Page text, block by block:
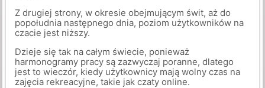
Z drugiej strony, w okresie obejmującym świt, aż do
popołudnia następnego dnia, poziom użytkowników na
czacie jest niższy.
Dzieje się tak na całym świecie, ponieważ
harmonogramy pracy są zazwyczaj poranne, dlatego
jest to wieczór, kiedy użytkownicy mają wolny czas na
zajęcia rekreacyjne, takie jak czaty online.